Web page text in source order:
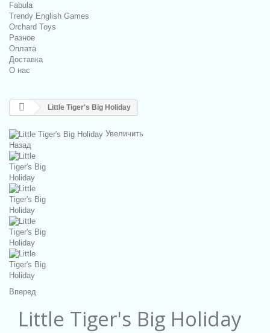
Fabula
Trendy English Games
Orchard Toys
Разное
Оплата
Доставка
О нас
Little Tiger's Big Holiday
Увеличить
Назад
Вперед
Little Tiger's Big Holiday